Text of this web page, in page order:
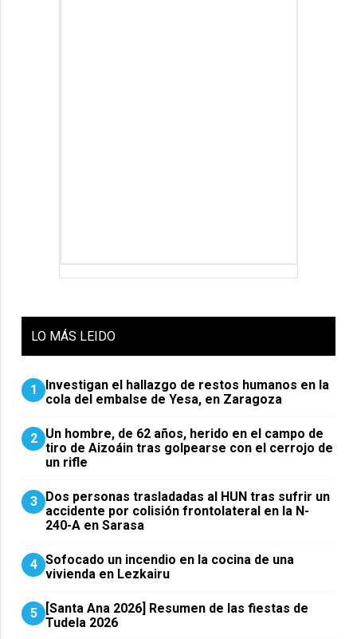
LO MÁS LEIDO
1
Investigan el hallazgo de restos humanos en la
cola del embalse de Yesa, en Zaragoza
2 Un hombre, de 62 años, herido en el campo de
tiro de Aizoáin tras golpearse con el cerrojo de
un rifle
3 ​Dos personas trasladadas al HUN tras sufrir un
accidente por colisión frontolateral en la N-
240-A en Sarasa
4 Sofocado un incendio en la cocina de una
vivienda en Lezkairu
5
[Santa Ana 2026] Resumen de las fiestas de
Tudela 2026